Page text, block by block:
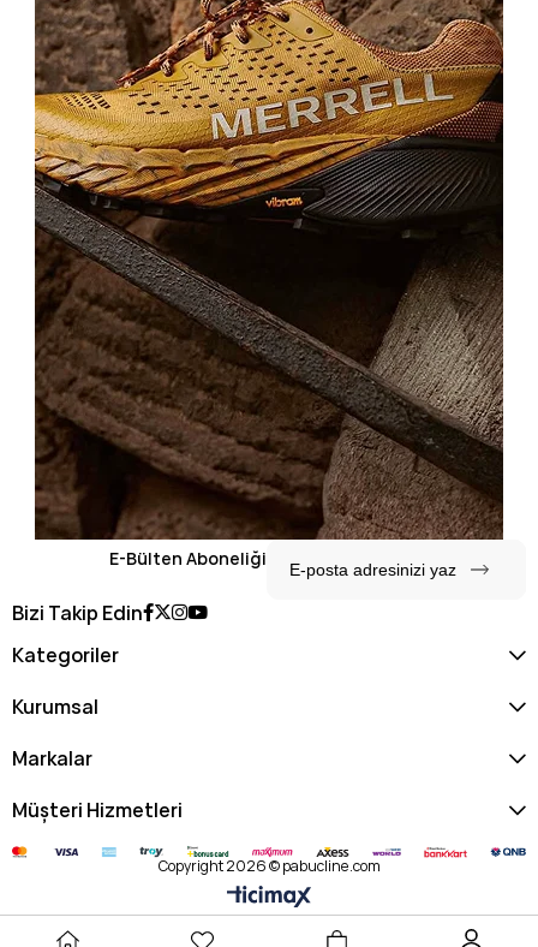
E-Bülten Aboneliği
Bizi Takip Edin
Kategoriler
Kurumsal
Markalar
Müşteri Hizmetleri
Copyright 2026 © pabucline.com